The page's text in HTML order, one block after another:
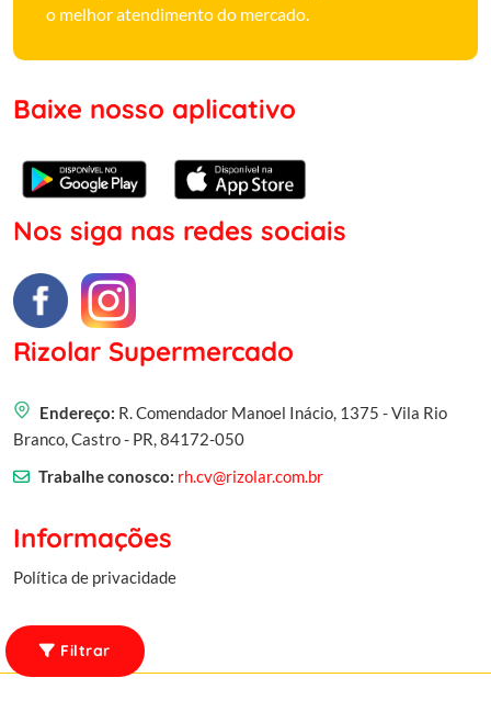
Filtrar
o melhor atendimento do mercado.
Baixe nosso aplicativo
Nos siga nas redes sociais
Rizolar Supermercado
Endereço: R. Comendador Manoel Inácio, 1375 - Vila Rio
Branco, Castro - PR, 84172-050
Trabalhe conosco: rh.cv@rizolar.com.br
Informações
Política de privacidade